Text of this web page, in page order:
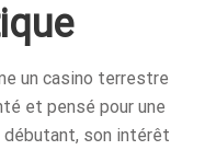
un casino terrestre
et pensé pour une
débutant, son intérêt